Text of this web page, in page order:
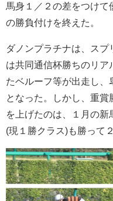
馬身１／２の差をつけて
の勝負付けを終えた。
ダノンプラチナは、スプ
は共同通信杯勝ちのリア
たベルーフ等が出走し、
となった。しかし、重賞
を上げたのは、１月の
(現１勝クラス)も勝って